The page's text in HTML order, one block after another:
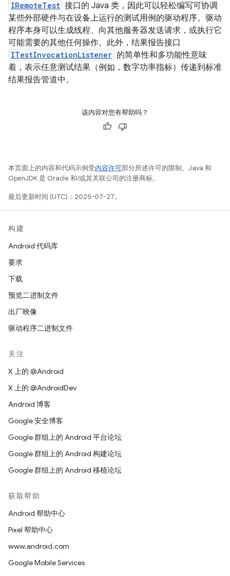
IRemoteTest 接口的 Java 类，因此可以轻松编写可协调
某些外部硬件与在设备上运行的测试用例的驱动程序。驱动
程序本身可以生成线程、向其他服务器发送请求，或执行它
可能需要的其他任何操作。此外，结果报告接口
ITestInvocationListener 的简单性和多功能性意味
着，表示任意测试结果（例如，数字功率指标）传递到标准
结果报告管道中。
该内容对您有帮助吗？
本页面上的内容和代码示例受内容许可部分所述许可的限制。Java 和
OpenJDK 是 Oracle 和/或其关联公司的注册商标。
最后更新时间 (UTC)：2025-07-27。
构建
Android 代码库
要求
下载
预览二进制文件
出厂映像
驱动程序二进制文件
关注
X 上的 @Android
X 上的 @AndroidDev
Android 博客
Google 安全博客
Google 群组上的 Android 平台论坛
Google 群组上的 Android 构建论坛
Google 群组上的 Android 移植论坛
获取帮助
Android 帮助中心
Pixel 帮助中心
www.android.com
Google Mobile Services